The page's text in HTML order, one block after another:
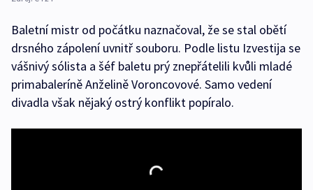
Baletní mistr od počátku naznačoval, že se stal obětí
drsného zápolení uvnitř souboru. Podle listu Izvestija se
vášnivý sólista a šéf baletu prý znepřátelili kvůli mladé
primabaleríně Anželině Voroncovové. Samo vedení
divadla však nějaký ostrý konflikt popíralo.